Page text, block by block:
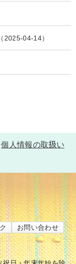
2025-04-14
個人情報の取扱い
お問い合わせ